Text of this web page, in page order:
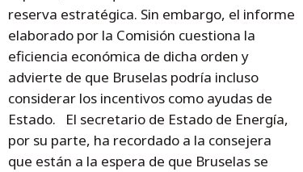
reserva estratégica. Sin embargo, el informe
elaborado por la Comisión cuestiona la
eficiencia económica de dicha orden y
advierte de que Bruselas podría incluso
considerar los incentivos como ayudas de
Estado. El secretario de Estado de Energía,
por su parte, ha recordado a la consejera
que están a la espera de que Bruselas se